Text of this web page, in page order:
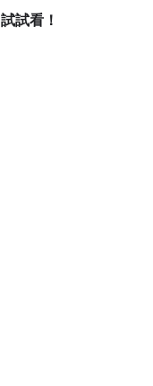
試試看！